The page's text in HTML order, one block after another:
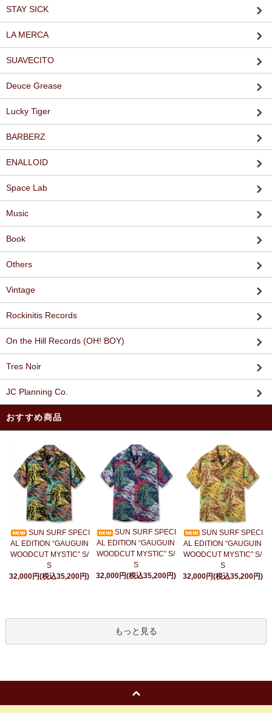
STAY SICK
LA MERCA
SUAVECITO
Deuce Grease
Lucky Tiger
BARBERZ
ENALLOID
Space Lab
Music
Book
Others
Vintage
Rockinitis Records
On the Hill Records (OH! BOY)
Tres Noir
JC Planning Co.
おすすめ商品
SUN SURF SPECI
AL EDITION “GAUGUIN
WOODCUT MYSTIC” S/
S
32,000円(税込35,200円)
SUN SURF SPECI
AL EDITION “GAUGUIN
WOODCUT MYSTIC” S/
S
32,000円(税込35,200円)
SUN SURF SPECI
AL EDITION “GAUGUIN
WOODCUT MYSTIC” S/
S
32,000円(税込35,200円)
もっと見る